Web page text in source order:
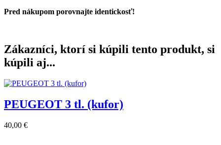
Pred nákupom porovnajte identickosť!
Zákazníci, ktorí si kúpili tento produkt, si
kúpili aj...
PEUGEOT 3 tl. (kufor)
40,00 €